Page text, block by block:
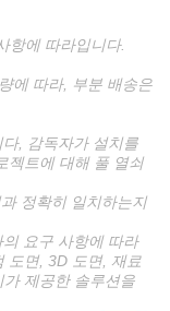
항에 따라입니다.
에 따라, 부분 배송은
, 감독자가 설치를
젝트에 대해 풀 열쇠
정확히 일치하는지
요구 사항에 따라
도면, 3D 도면, 재료
제공한 솔루션을